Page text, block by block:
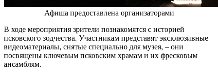
Афиша предоставлена организаторами
В ходе мероприятия зрители познакомятся с историей
псковского зодчества. Участникам представят эксклюзивные
видеоматериалы, снятые специально для музея, – они
посвящены ключевым псковским храмам и их фресковым
ансамблям.